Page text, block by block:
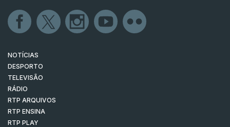
NOTÍCIAS
DESPORTO
TELEVISÃO
RÁDIO
RTP ARQUIVOS
RTP ENSINA
RTP PLAY